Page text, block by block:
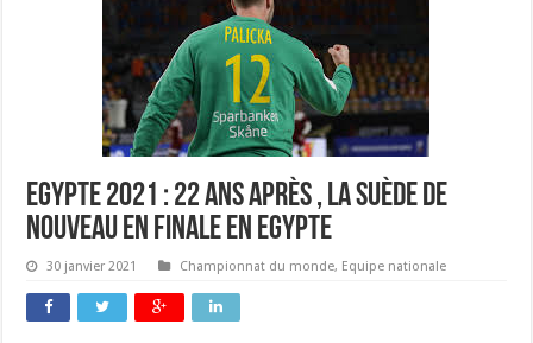
Egypte 2021 : 22 ans après , la Suède de
nouveau en finale en Egypte
30 janvier 2021 Championnat du monde, Equipe nationale